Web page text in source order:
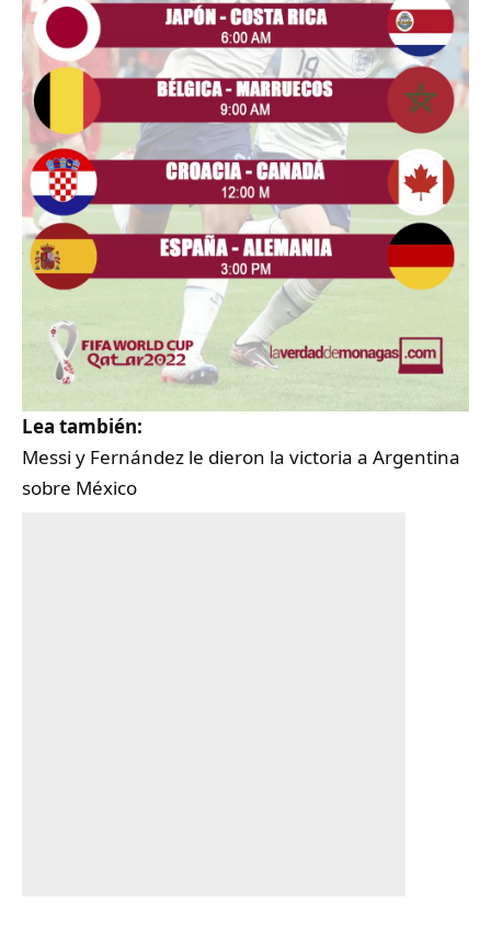
Lea también:
Messi y Fernández le dieron la victoria a Argentina
sobre México